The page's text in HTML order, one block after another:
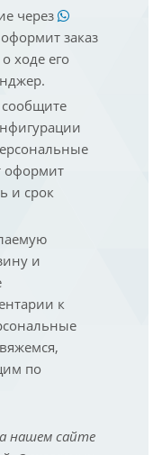
через
заказ
ходе его
оформит
и срок
и
к
по
нашем сайте